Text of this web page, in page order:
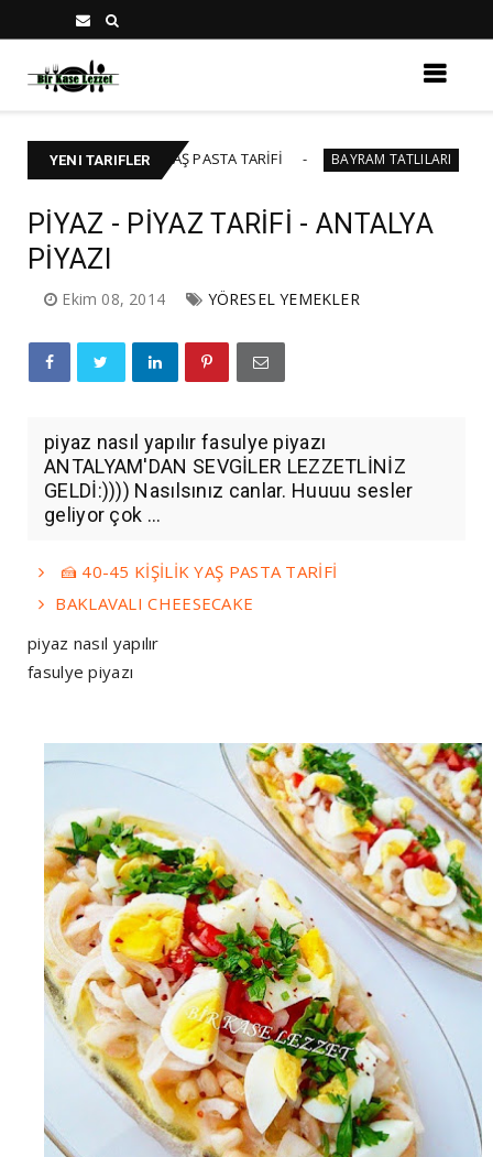
YENI TARIFLER
45 KİŞİLİK YAŞ PASTA TARİFİ BAYRAM TATLILARI BAKLAVALI
PİYAZ - PİYAZ TARİFİ - ANTALYA
PİYAZI
Ekim 08, 2014 YÖRESEL YEMEKLER
piyaz nasıl yapılır fasulye piyazı
ANTALYAM'DAN SEVGİLER LEZZETLİNİZ
GELDİ:)))) Nasılsınız canlar. Huuuu sesler
geliyor çok ...
🍰 40-45 KİŞİLİK YAŞ PASTA TARİFİ
BAKLAVALI CHEESECAKE
piyaz nasıl yapılır
fasulye piyazı